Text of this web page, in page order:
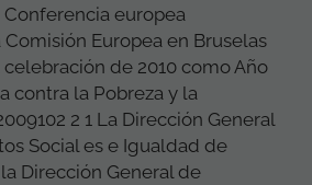
Conferencia europea
Europea en Bruselas
de 2010 como Año
contra la Pobreza y la
2 1 La Dirección General
Social es e Igualdad de
Dirección General de